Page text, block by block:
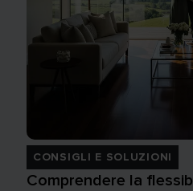
CONSIGLI E SOLUZIONI
Comprendere la